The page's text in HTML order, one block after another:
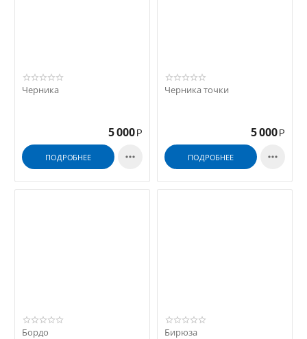
Черника
5 000 Р
ПОДРОБНЕЕ 
Черника точки
5 000 Р
ПОДРОБНЕЕ 
Бордо Бирюза